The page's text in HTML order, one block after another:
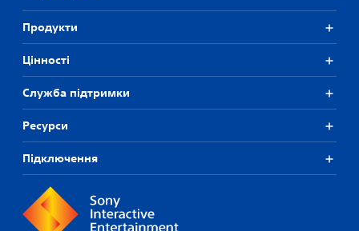
Продукти
Цiнностi
Служба підтримки
Ресурси
Підключення